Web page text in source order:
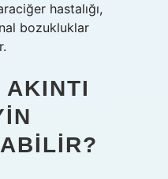
hastalığı,
bozukluklar
AKINTI